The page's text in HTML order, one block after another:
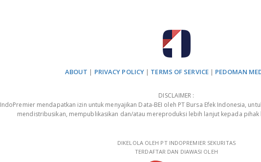
ABOUT | PRIVACY POLICY | TERMS OF SERVICE| PEDOMAN
DISCLAIMER :
IndoPremier mendapatkan izin untuk menyajikan Data-BEI oleh PT Bursa Efek Indonesia,
mendistribusikan, mempublikasikan dan/atau mereproduksi lebih lanjut kepada
DIKELOLA OLEH PT INDOPREMIER SEKURITAS
TERDAFTAR DAN DIAWASI OLEH